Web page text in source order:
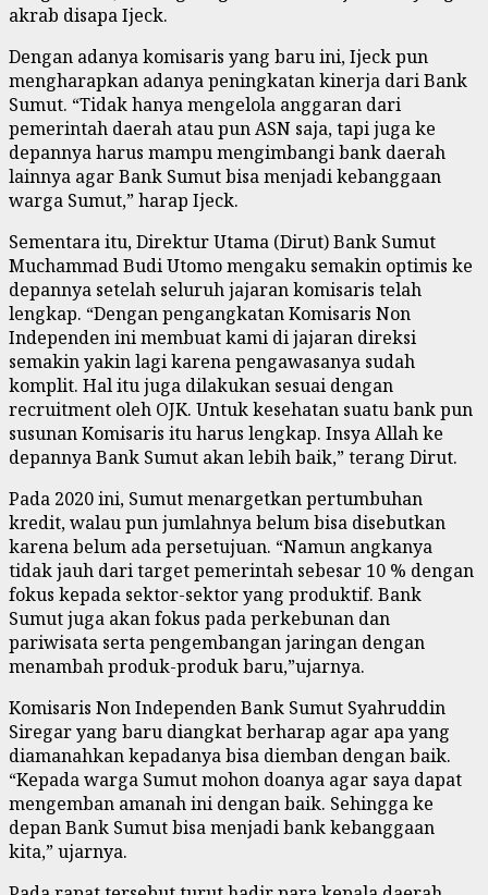
akrab disapa Ijeck.
Dengan adanya komisaris yang baru ini, Ijeck pun
mengharapkan adanya peningkatan kinerja dari Bank
Sumut. “Tidak hanya mengelola anggaran dari
pemerintah daerah atau pun ASN saja, tapi juga ke
depannya harus mampu mengimbangi bank daerah
lainnya agar Bank Sumut bisa menjadi kebanggaan
warga Sumut,” harap Ijeck.
Sementara itu, Direktur Utama (Dirut) Bank Sumut
Muchammad Budi Utomo mengaku semakin optimis ke
depannya setelah seluruh jajaran komisaris telah
lengkap. “Dengan pengangkatan Komisaris Non
Independen ini membuat kami di jajaran direksi
semakin yakin lagi karena pengawasanya sudah
komplit. Hal itu juga dilakukan sesuai dengan
recruitment oleh OJK. Untuk kesehatan suatu bank pun
susunan Komisaris itu harus lengkap. Insya Allah ke
depannya Bank Sumut akan lebih baik,” terang Dirut.
Pada 2020 ini, Sumut menargetkan pertumbuhan
kredit, walau pun jumlahnya belum bisa disebutkan
karena belum ada persetujuan. “Namun angkanya
tidak jauh dari target pemerintah sebesar 10 % dengan
fokus kepada sektor-sektor yang produktif. Bank
Sumut juga akan fokus pada perkebunan dan
pariwisata serta pengembangan jaringan dengan
menambah produk-produk baru,”ujarnya.
Komisaris Non Independen Bank Sumut Syahruddin
Siregar yang baru diangkat berharap agar apa yang
diamanahkan kepadanya bisa diemban dengan baik.
“Kepada warga Sumut mohon doanya agar saya dapat
mengemban amanah ini dengan baik. Sehingga ke
depan Bank Sumut bisa menjadi bank kebanggaan
kita,” ujarnya.